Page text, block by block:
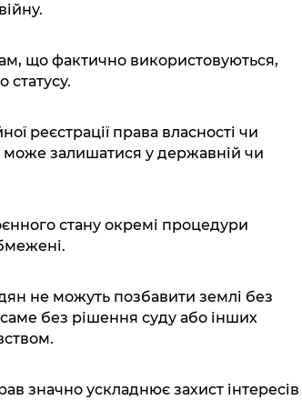
що фактично використовуються,
реєстрації права власності чи
може залишатися у державній чи
стану окремі процедури
не можуть позбавити землі без
без рішення суду або інших
значно ускладнює захист інтересів